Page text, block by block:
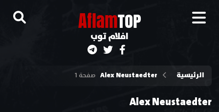
AflamTOP
افلام توب
الرئيسية Alex Neustaedter صفحة 1
Alex Neustaedter